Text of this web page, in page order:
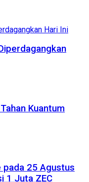
Kuantum
pada 25 Agustus
1 Juta ZEC